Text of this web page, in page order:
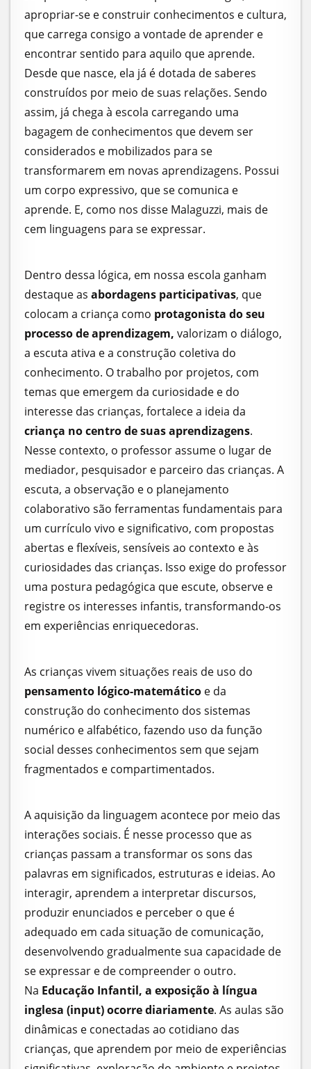
apropriar-se e construir conhecimentos e cultura,
que carrega consigo a vontade de aprender e
encontrar sentido para aquilo que aprende.
Desde que nasce, ela já é dotada de saberes
construídos por meio de suas relações. Sendo
assim, já chega à escola carregando uma
bagagem de conhecimentos que devem ser
considerados e mobilizados para se
transformarem em novas aprendizagens. Possui
um corpo expressivo, que se comunica e
aprende. E, como nos disse Malaguzzi, mais de
cem linguagens para se expressar.
Dentro dessa lógica, em nossa escola ganham
destaque as abordagens participativas, que
colocam a criança como protagonista do seu
processo de aprendizagem, valorizam o diálogo,
a escuta ativa e a construção coletiva do
conhecimento. O trabalho por projetos, com
temas que emergem da curiosidade e do
interesse das crianças, fortalece a ideia da
criança no centro de suas aprendizagens.
Nesse contexto, o professor assume o lugar de
mediador, pesquisador e parceiro das crianças. A
escuta, a observação e o planejamento
colaborativo são ferramentas fundamentais para
um currículo vivo e significativo, com propostas
abertas e flexíveis, sensíveis ao contexto e às
curiosidades das crianças. Isso exige do professor
uma postura pedagógica que escute, observe e
registre os interesses infantis, transformando-os
em experiências enriquecedoras.
As crianças vivem situações reais de uso do
pensamento lógico-matemático e da
construção do conhecimento dos sistemas
numérico e alfabético, fazendo uso da função
social desses conhecimentos sem que sejam
fragmentados e compartimentados.
A aquisição da linguagem acontece por meio das
interações sociais. É nesse processo que as
crianças passam a transformar os sons das
palavras em significados, estruturas e ideias. Ao
interagir, aprendem a interpretar discursos,
produzir enunciados e perceber o que é
adequado em cada situação de comunicação,
desenvolvendo gradualmente sua capacidade de
se expressar e de compreender o outro.
Na Educação Infantil, a exposição à língua
inglesa (input) ocorre diariamente. As aulas são
dinâmicas e conectadas ao cotidiano das
crianças, que aprendem por meio de experiências